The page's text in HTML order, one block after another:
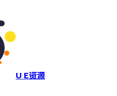
U E资源